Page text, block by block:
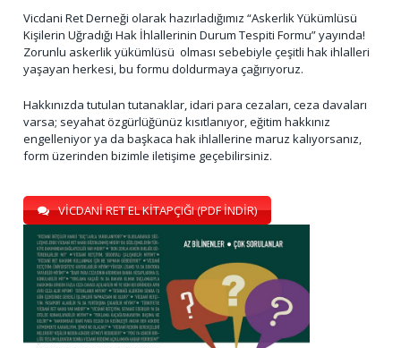
Vicdani Ret Derneği olarak hazırladığımız “Askerlik Yükümlüsü
Kişilerin Uğradığı Hak İhlallerinin Durum Tespiti Formu” yayında!
Zorunlu askerlik yükümlüsü olması sebebiyle çeşitli hak ihlalleri
yaşayan herkesi, bu formu doldurmaya çağırıyoruz.
Hakkınızda tutulan tutanaklar, idari para cezaları, ceza davaları
varsa; seyahat özgürlüğünüz kısıtlanıyor, eğitim hakkınız
engelleniyor ya da başkaca hak ihlallerine maruz kalıyorsanız,
form üzerinden bizimle iletişime geçebilirsiniz.
VİCDANİ RET EL KİTAPÇIĞI (PDF İNDİR)